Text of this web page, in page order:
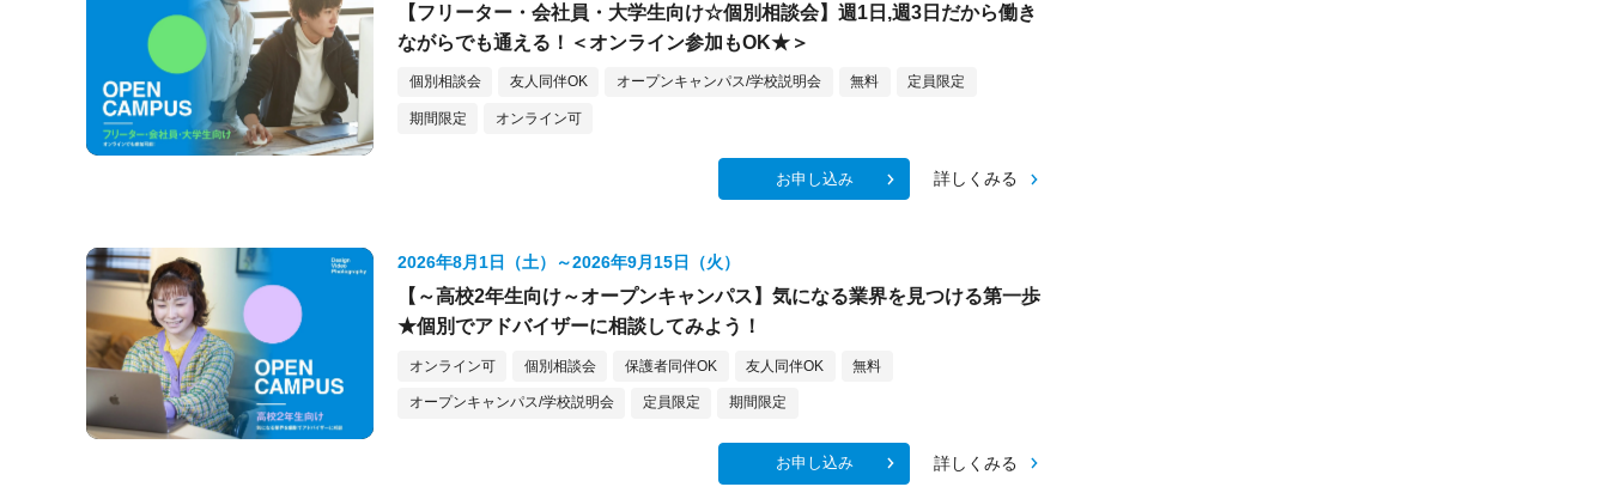
【フリーター・会社員・大学生向け☆個別相談会】週1日,週3日だから働き
ながらでも通える！＜オンライン参加もOK★＞
個別相談会 友人同伴OK オープンキャンパス/学校説明会 無料 定員限定
期間限定 オンライン可
お申し込み 詳しくみる
2026年8月1日（土）～2026年9月15日（火）
【～高校2年生向け～オープンキャンパス】気になる業界を見つける第一歩
★個別でアドバイザーに相談してみよう！
オンライン可 個別相談会 保護者同伴OK 友人同伴OK 無料
オープンキャンパス/学校説明会 定員限定 期間限定
お申し込み 詳しくみる